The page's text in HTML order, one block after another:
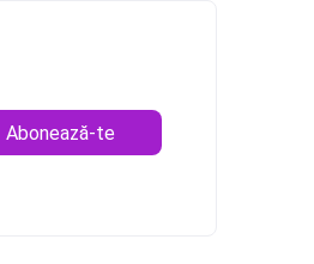
Abonează-te